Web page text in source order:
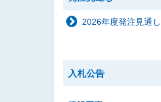
2026年度発注見通
入札公告